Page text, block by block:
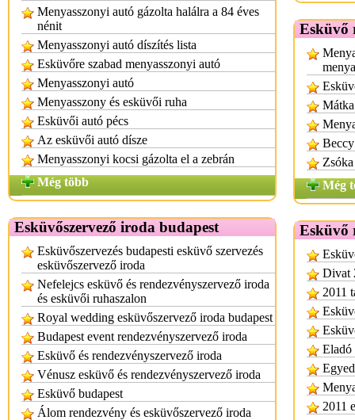
Menyasszonyi autó gázolta halálra a 84 éves
nénit
Menyasszonyi autó díszítés lista
Esküvőre szabad menyasszonyi autó
Menyasszonyi autó
Menyasszony és esküvői ruha
Esküvői autó pécs
Az esküvői autó dísze
Menyasszonyi kocsi gázolta el a zebrán
Még több
Esküvőszervező iroda budapest
Esküvőszervezés budapesti esküvő szervezés
esküvőszervező iroda
Nefelejcs esküvő és rendezvényszervező iroda
és esküvői ruhaszalon
Royal wedding esküvőszervező iroda budapest
Budapest event rendezvényszervező iroda
Esküvő és rendezvényszervező iroda
Vénusz esküvő és rendezvényszervező iroda
Esküvő budapest
Álom rendezvény és esküvőszervező iroda
Esküvő
Még
Esküvő
Divat
2011
Eladó
2011